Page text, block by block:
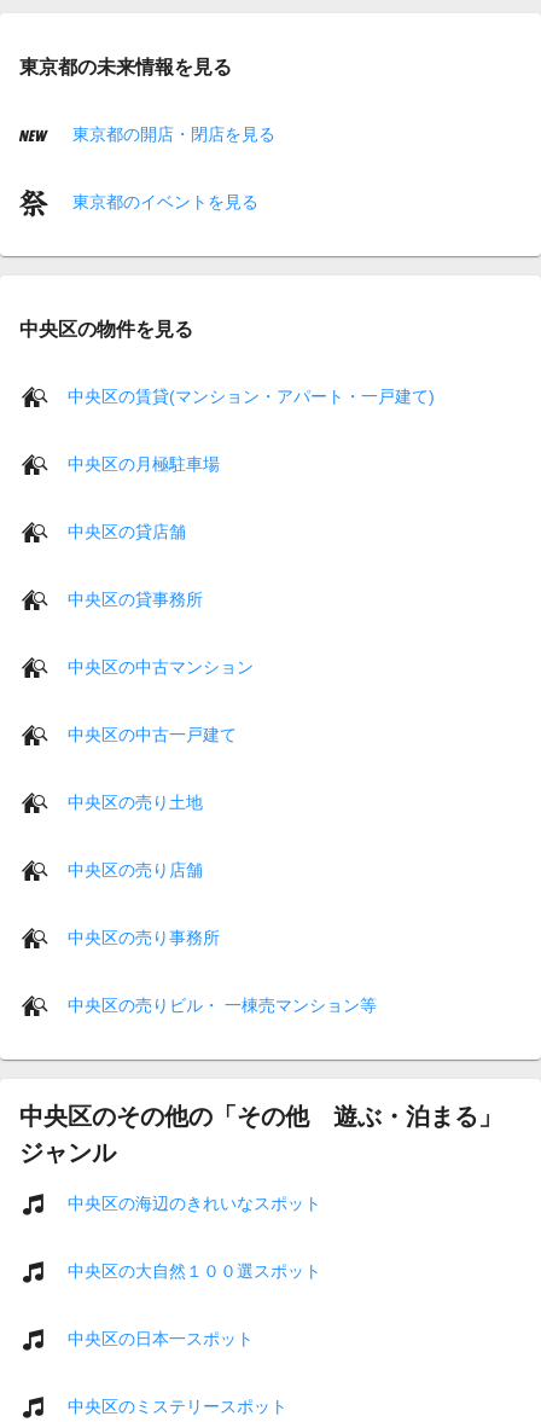
東京都の未来情報を見る
東京都の開店・閉店を見る
東京都のイベントを見る
中央区の物件を見る
中央区の賃貸(マンション・アパート・一戸建て)
中央区の月極駐車場
中央区の貸店舗
中央区の貸事務所
中央区の中古マンション
中央区の中古一戸建て
中央区の売り土地
中央区の売り店舗
中央区の売り事務所
中央区の売りビル・ 一棟売マンション等
中央区のその他の「その他 遊ぶ・泊まる」
ジャンル
中央区の海辺のきれいなスポット
中央区の大自然１００選スポット
中央区の日本一スポット
中央区のミステリースポット